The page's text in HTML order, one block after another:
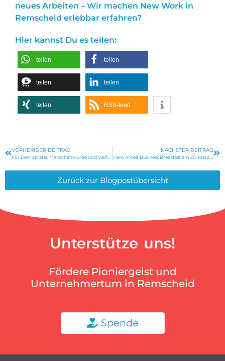
neues Arbeiten – Wir machen New Work in
Remscheid erlebbar erfahren?
Hier kannst Du es teilen:
teilen teilen
teilen teilen
teilen RSS-feed
VORHERIGER BEITRAG
Für Demokratie, Menschenwürde und Vielfalt im Unternehmertum
NÄCHSTER BEITRAG
Hallo Arbeit Business Breakfast am 20. März in Remscheid
Zurück zur Blogpostübersicht
Unterstütze uns!
Fördere Pioniergeist und
Unternehmertum in Remscheid